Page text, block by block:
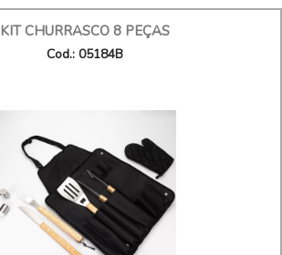
KIT CHURRASCO 8 PEÇAS
Cod.: 05184B